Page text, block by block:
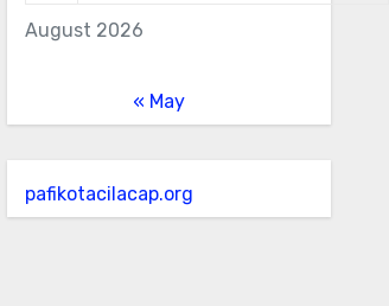
August 2026
« May
pafikotacilacap.org